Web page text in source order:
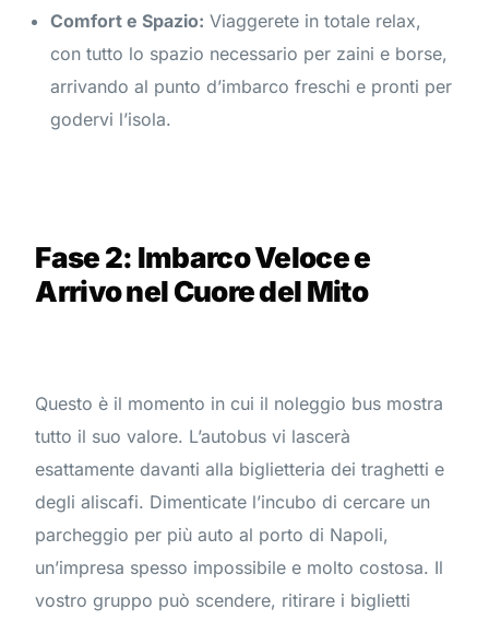
Comfort e Spazio: Viaggerete in totale relax,
con tutto lo spazio necessario per zaini e borse,
arrivando al punto d’imbarco freschi e pronti per
godervi l’isola.
Fase 2: Imbarco Veloce e
Arrivo nel Cuore del Mito
Questo è il momento in cui il noleggio bus mostra
tutto il suo valore. L’autobus vi lascerà
esattamente davanti alla biglietteria dei traghetti e
degli aliscafi. Dimenticate l’incubo di cercare un
parcheggio per più auto al porto di Napoli,
un’impresa spesso impossibile e molto costosa. Il
vostro gruppo può scendere, ritirare i biglietti